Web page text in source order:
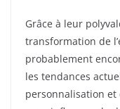
Grâce à leur
transformation de
probablement
les tendances
personnalisation et